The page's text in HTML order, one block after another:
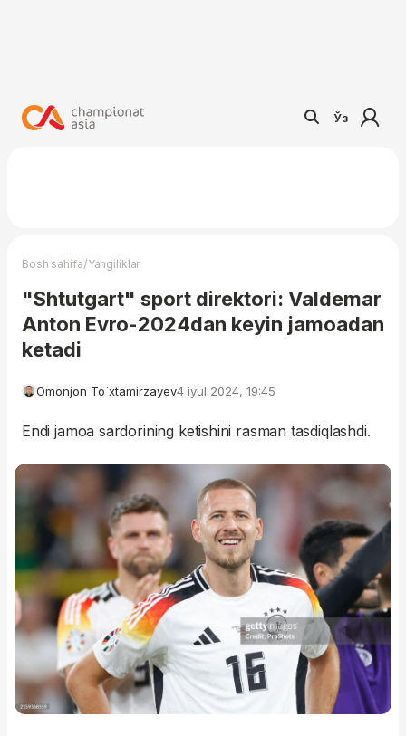
Ўз
Bosh sahifa/Yangiliklar
"Shtutgart" sport direktori: Valdemar
Anton Evro-2024dan keyin jamoadan
ketadi
Omonjon To`xtamirzayev4 iyul 2024, 19:45
Endi jamoa sardorining ketishini rasman tasdiqlashdi.